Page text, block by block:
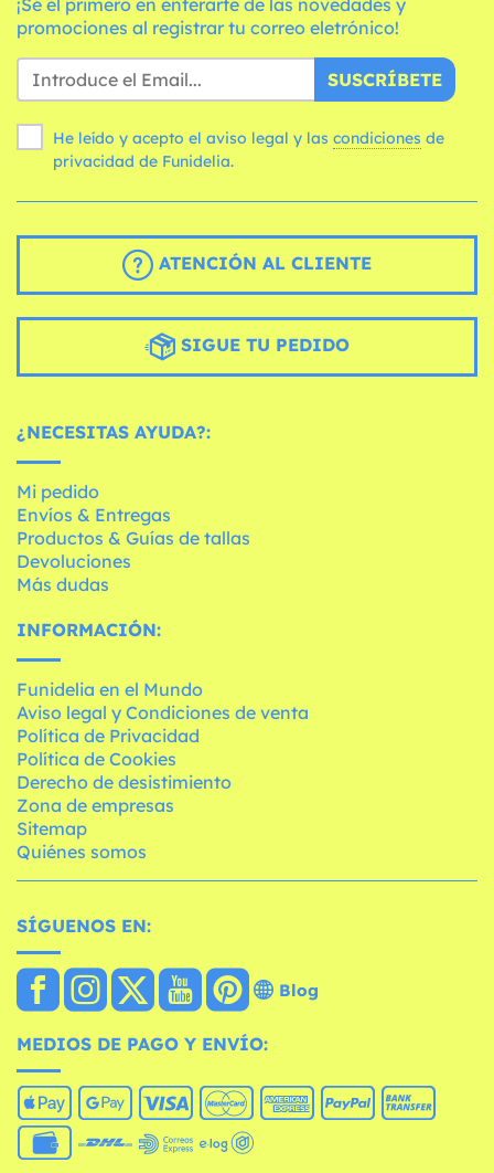
¡Sé el primero en enterarte de las novedades y
promociones al registrar tu correo eletrónico!
SUSCRÍBETE
He leído y acepto el aviso legal y las condiciones
privacidad de Funidelia.
ATENCIÓN AL CLIENTE
SIGUE TU PEDIDO
¿NECESITAS AYUDA?:
Mi pedido
Envíos & Entregas
Productos & Guías de tallas
Devoluciones
Más dudas
INFORMACIÓN:
Funidelia en el Mundo
Aviso legal y Condiciones de venta
Política de Privacidad
Política de Cookies
Derecho de desistimiento
Zona de empresas
Sitemap
Quiénes somos
SÍGUENOS EN:
Blog
MEDIOS DE PAGO Y ENVÍO: